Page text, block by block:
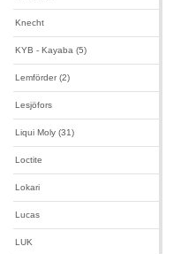
Knecht
KYB - Kayaba (5)
Lemförder (2)
Lesjöfors
Liqui Moly (31)
Loctite
Lokari
Lucas
LUK